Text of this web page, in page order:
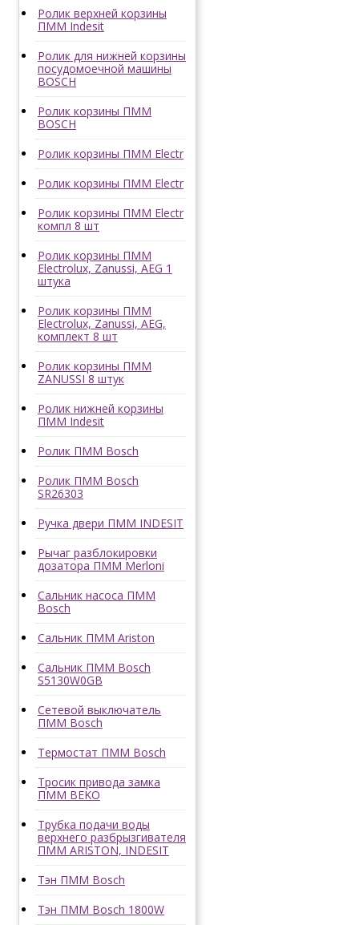
Ролик верхней корзины
ПММ Indesit
Ролик для нижней корзины
посудомоечной машины
BOSCH
Ролик корзины ПММ
BOSCH
Ролик корзины ПММ Electr
Ролик корзины ПММ Electr
Ролик корзины ПММ Electr
компл 8 шт
Ролик корзины ПММ
Electrolux, Zanussi, AEG 1
штука
Ролик корзины ПММ
Electrolux, Zanussi, AEG,
комплект 8 шт
Ролик корзины ПММ
ZANUSSI 8 штук
Ролик нижней корзины
ПММ Indesit
Ролик ПММ Bosch
Ролик ПММ Bosch
SR26303
Ручка двери ПММ INDESIT
Рычаг разблокировки
дозатора ПММ Merloni
Сальник насоса ПММ
Bosch
Сальник ПММ Ariston
Сальник ПММ Bosch
S5130W0GB
Сетевой выключатель
ПММ Bosch
Термостат ПММ Bosch
Тросик привода замка
ПММ BEKO
Трубка подачи воды
верхнего разбрызгивателя
ПММ ARISTON, INDESIT
Тэн ПММ Bosch
Тэн ПММ Bosch 1800W